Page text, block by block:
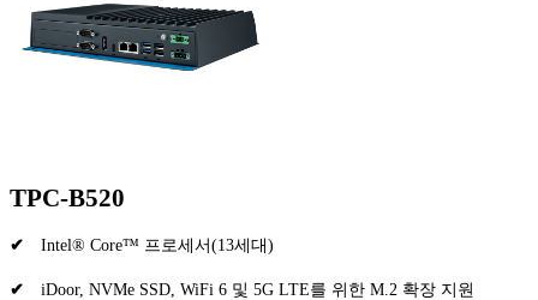
TPC-B520
✔ Intel® Core™ 프로세서(13세대)
✔ iDoor, NVMe SSD, WiFi 6 및 5G LTE를 위한 M.2 확장 지원